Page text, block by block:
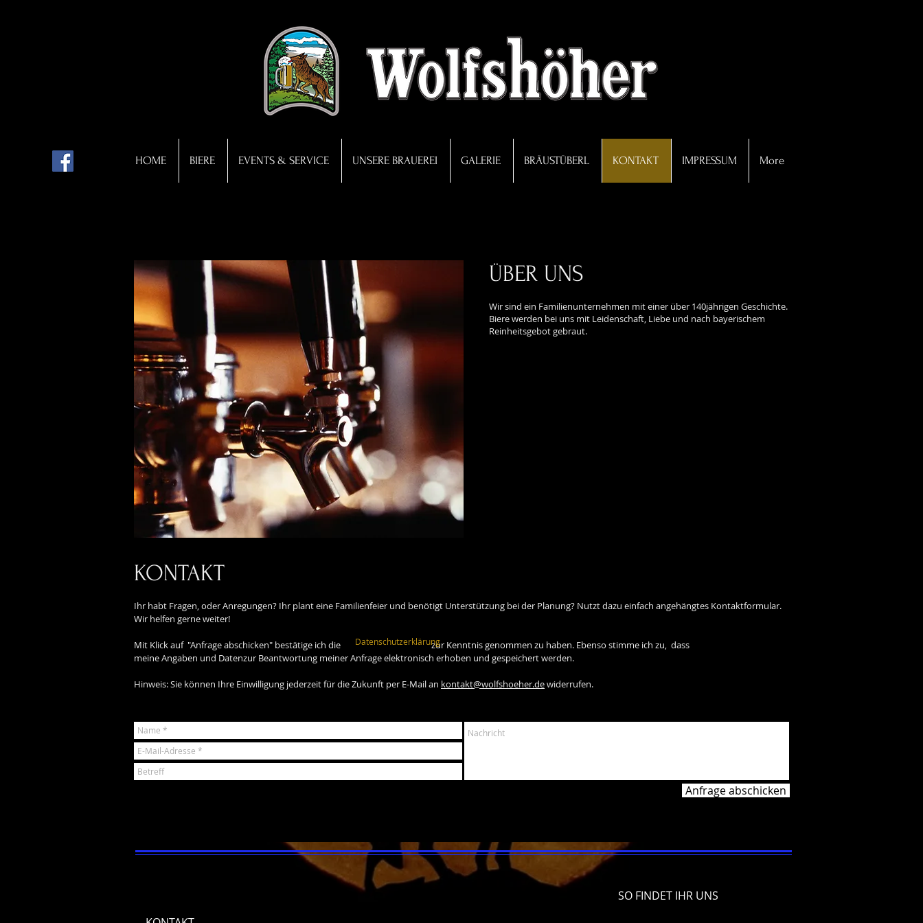
HOME BIERE EVENTS & SERVICE UNSERE BRAUEREI GALERIE BRÄUSTÜBERL KONTAKT IMPRESSUM More
ÜBER UNS
Wir sind ein Familienunternehmen mit einer über 140jährigen Geschichte.
Biere werden bei uns mit Leidenschaft, Liebe und nach bayerischem
Reinheitsgebot gebraut.
KONTAKT
Ihr habt Fragen, oder Anregungen? Ihr plant eine Familienfeier und benötigt Unterstützung bei der Planung? Nutzt dazu einfach angehängtes Kontaktformular.
Wir helfen gerne weiter!
Mit Klick auf "Anfrage abschicken" bestätige ich die zur Kenntnis genommen zu haben. Ebenso stimme ich zu, dass
meine Angaben und Datenzur Beantwortung meiner Anfrage elektronisch erhoben und gespeichert werden.
Hinweis: Sie können Ihre Einwilligung jederzeit für die Zukunft per E-Mail an kontakt@wolfshoeher.dewiderrufen.
Datenschutzerklärung
Anfrage abschicken
SO FINDET IHR UNS